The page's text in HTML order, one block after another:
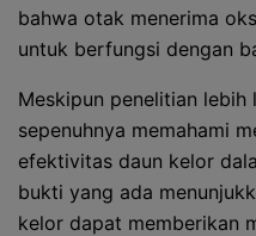
bahwa otak menerima
untuk berfungsi dengan
Meskipun penelitian
sepenuhnya memahami
efektivitas daun kelor
bukti yang ada
kelor dapat memberikan